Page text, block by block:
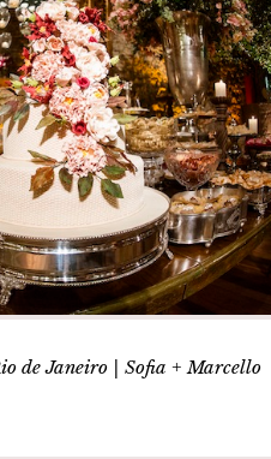
de Janeiro | Sofia + Marcello